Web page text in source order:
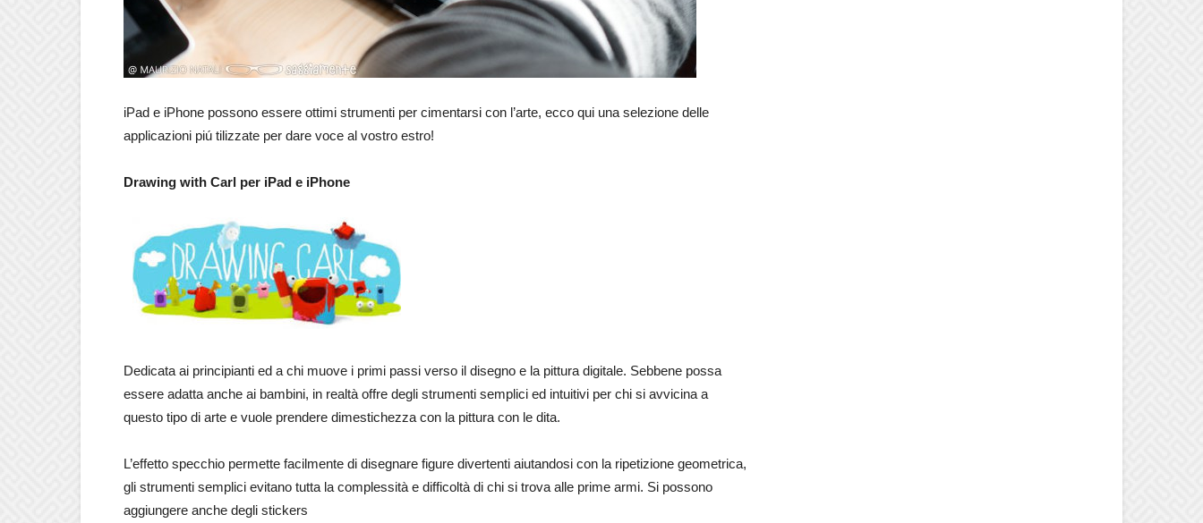
iPad e iPhone possono essere ottimi strumenti per cimentarsi con l’arte, ecco qui una selezione delle
applicazioni piú tilizzate per dare voce al vostro estro!
Drawing with Carl per iPad e iPhone
Dedicata ai principianti ed a chi muove i primi passi verso il disegno e la pittura digitale. Sebbene possa
essere adatta anche ai bambini, in realtà offre degli strumenti semplici ed intuitivi per chi si avvicina a
questo tipo di arte e vuole prendere dimestichezza con la pittura con le dita.
L’effetto specchio permette facilmente di disegnare figure divertenti aiutandosi con la ripetizione geometrica,
gli strumenti semplici evitano tutta la complessità e difficoltà di chi si trova alle prime armi. Si possono
aggiungere anche degli stickers